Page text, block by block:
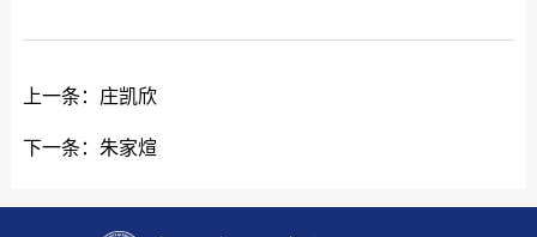
上一条： 庄凯欣
下一条： 朱家煊